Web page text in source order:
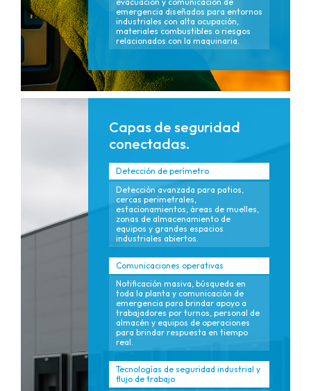
emergencia diseñados para entornos
industriales con alta ocupación,
materiales combustibles o riesgos
relacionados con la maquinaria.
Capas de seguridad
conectadas.
Detección de perímetro
Detección avanzada para patios,
cercas perimetrales,
estacionamientos, áreas de muelles,
zonas de almacenamiento de
equipos y grandes espacios
industriales abiertos.
Comunicaciones operativas
Notificación masiva, búsqueda en
toda la planta y comunicación de
emergencia para brindar apoyo a
trabajadores por turnos, personal de
almacén y equipos de operaciones
para brindar respuesta en tiempo
real.
Tecnologías de seguridad industrial y
flujo de trabajo